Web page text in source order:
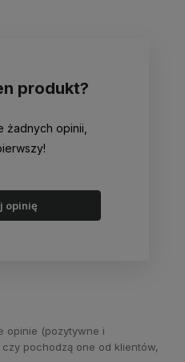
produkt?
żadnych opinii,
opinię
opinie (pozytywne i
pochodzą one od klientów,